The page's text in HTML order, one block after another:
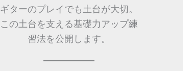
ギターのプレイでも土台が大切。
この土台を支える基礎力アップ練
習法を公開します。